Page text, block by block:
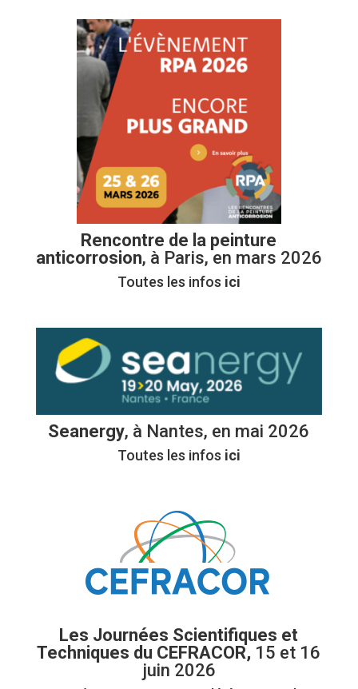
Rencontre de la peinture
anticorrosion, à Paris, en mars 2026
Toutes les infos ici
Seanergy, à Nantes, en mai 2026
Toutes les infos ici
Les Journées Scientifiques et
Techniques du CEFRACOR, 15 et 16
juin 2026